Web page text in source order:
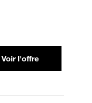
Voir l'offre